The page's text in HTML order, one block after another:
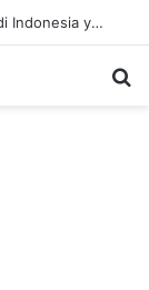
Peran KPK dalam Pemberantasan Korupsi di Indonesia yang Efektif dan Terukur